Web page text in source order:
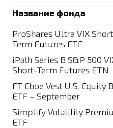
Название фонда
ProShares Ultra VIX
Term Futures ETF
iPath Series B S&P 500
Short-Term Futures ETN
FT Cboe Vest U.S. Equity
ETF – September
Simplify Volatility
ETF